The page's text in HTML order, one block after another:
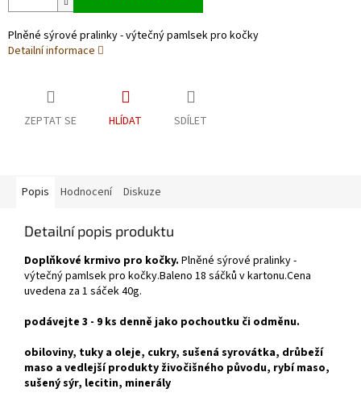
Plněné sýrové pralinky - výtečný pamlsek pro kočky
Detailní informace
ZEPTAT SE HLÍDAT SDÍLET
Popis Hodnocení Diskuze
Detailní popis produktu
Doplňkové krmivo pro kočky. Plněné sýrové pralinky -
výtečný pamlsek pro kočky.Baleno 18 sáčků v kartonu.Cena
uvedena za 1 sáček 40g.
podávejte 3 - 9 ks denně jako pochoutku či odměnu.
obiloviny, tuky a oleje, cukry, sušená syrovátka, drůbeží
maso a vedlejší produkty živočišného původu, rybí maso,
sušený sýr, lecitin, minerály